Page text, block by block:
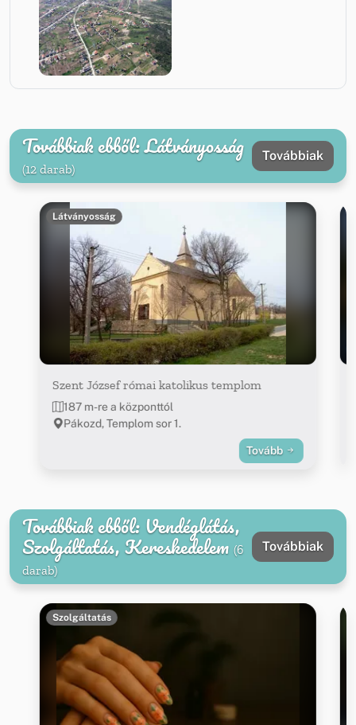
Továbbiak ebből: Látványosság
(12 darab)
Továbbiak
Látványosság
Szent József római katolikus templom
187 m-re a központtól
Pákozd, Templom sor 1.
Tovább
Továbbiak ebből: Vendéglátás,
Szolgáltatás, Kereskedelem (6
darab)
Továbbiak
Szolgáltatás